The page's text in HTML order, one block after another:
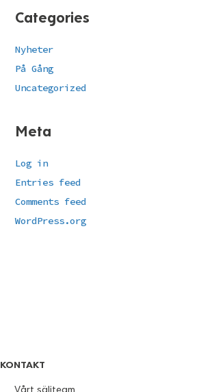
Categories
Nyheter
På Gång
Uncategorized
Meta
Log in
Entries feed
Comments feed
WordPress.org
KONTAKT
Vårt säljteam